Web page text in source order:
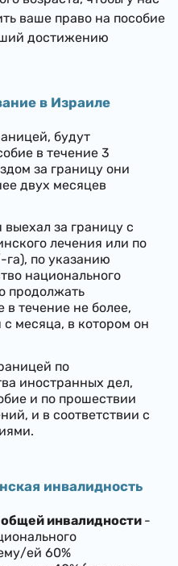
ваше право на пособие
достижению
в Израиле
будут
в течение 3
за границу они
двух месяцев
выехал за границу с
лечения или по
га), по указанию
национального
продолжать
в течение не более,
месяца, в котором он
по
иностранных дел,
и по прошествии
и в соответствии с
инвалидность
инвалидности -
ей 60%